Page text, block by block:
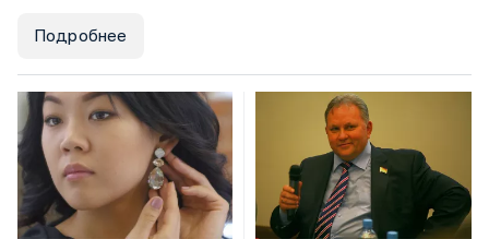
Подробнее